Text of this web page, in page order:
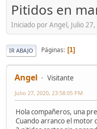
Pitidos en
Iniciado por Angel, Julio
IR ABAJO Páginas 1
Angel Visitante
Julio 27, 2020, 23:58:05 PM
Hola compañeros, una
Cuando arranco el motor